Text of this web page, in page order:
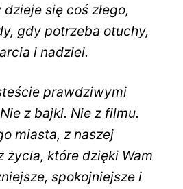
się coś złego,
gdy potrzeba otuchy,
i nadziei.
prawdziwymi
z bajki. Nie z filmu.
miasta, z naszej
życia, które dzięki Wam
spokojniejsze i